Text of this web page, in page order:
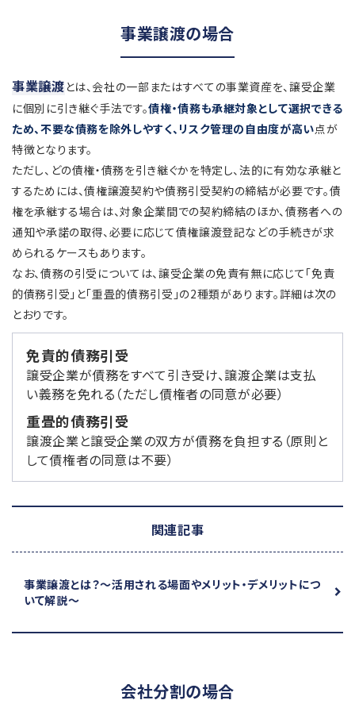
事業譲渡の場合
事業譲渡とは、会社の一部またはすべての事業資産を、譲受企業
に個別に引き継ぐ手法です。債権・債務も承継対象として選択できる
ため、不要な債務を除外しやすく、リスク管理の自由度が高い点が
特徴となります。
ただし、どの債権・債務を引き継ぐかを特定し、法的に有効な承継と
するためには、債権譲渡契約や債務引受契約の締結が必要です。債
権を承継する場合は、対象企業間での契約締結のほか、債務者への
通知や承諾の取得、必要に応じて債権譲渡登記などの手続きが求
められるケースもあります。
なお、債務の引受については、譲受企業の免責有無に応じて「免責
的債務引受」と「重畳的債務引受」の2種類があります。詳細は次の
とおりです。
免責的債務引受
譲受企業が債務をすべて引き受け、譲渡企業は支払
い義務を免れる（ただし債権者の同意が必要）
重畳的債務引受
譲渡企業と譲受企業の双方が債務を負担する（原則と
して債権者の同意は不要）
関連記事
事業譲渡とは？～活用される場面やメリット・デメリットにつ
いて解説～
会社分割の場合